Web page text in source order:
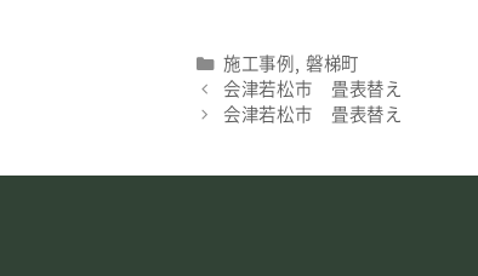
Categories
施工事例, 磐梯町
会津若松市 畳表替え
会津若松市 畳表替え